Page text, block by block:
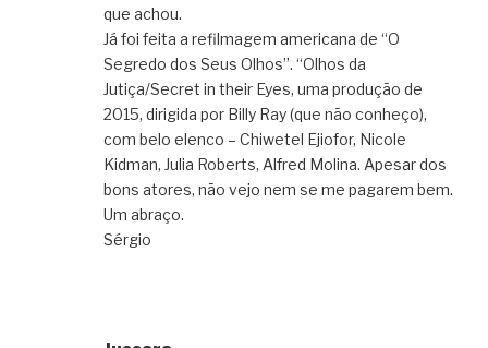
que achou.
Já foi feita a refilmagem americana de “O
Segredo dos Seus Olhos”. “Olhos da
Jutiça/Secret in their Eyes, uma produção de
2015, dirigida por Billy Ray (que não conheço),
com belo elenco – Chiwetel Ejiofor, Nicole
Kidman, Julia Roberts, Alfred Molina. Apesar dos
bons atores, não vejo nem se me pagarem bem.
Um abraço.
Sérgio